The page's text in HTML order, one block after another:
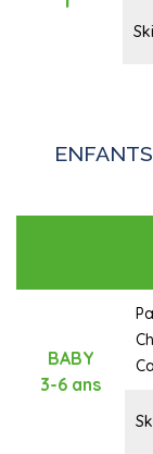
BABY
3-6 ans